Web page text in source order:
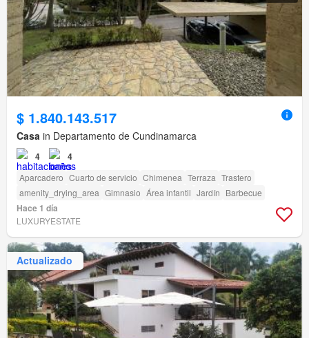
$ 1.840.143.517
Casa in Departamento de Cundinamarca
4 4
Aparcadero Cuarto de servicio Chimenea Terraza Trastero
amenity_drying_area Gimnasio Área infantil Jardín Barbecue
Hace 1 día
LUXURYESTATE
Actualizado